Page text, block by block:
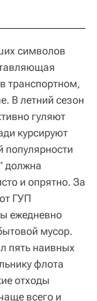
символов
транспортном,
В летний сезон
гуляют
курсируют
популярности
должна
и опрятно. За
ГУП
ежедневно
мусор.
пять наивных
флота
отходы
всего и